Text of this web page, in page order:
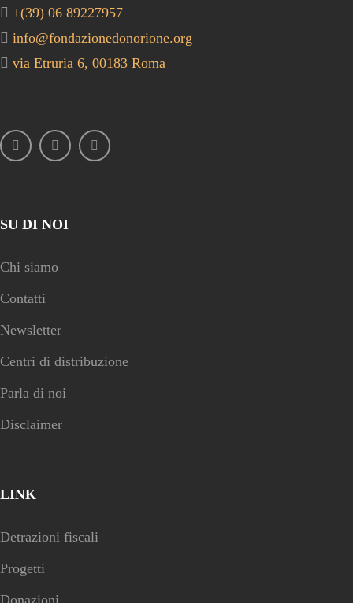
+(39) 06 89227957
info@fondazionedonorione.org
via Etruria 6, 00183 Roma
SU DI NOI
Chi siamo
Contatti
Newsletter
Centri di distribuzione
Parla di noi
Disclaimer
LINK
Detrazioni fiscali
Progetti
Donazioni